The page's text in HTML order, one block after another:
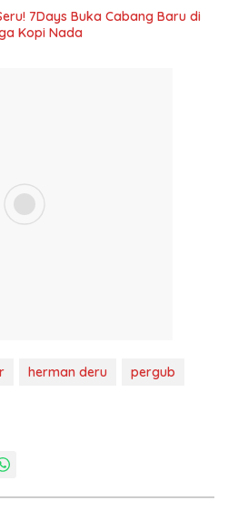
7Days Buka Cabang Baru di
Kopi Nada
herman deru
pergub